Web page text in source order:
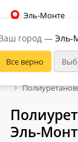
Эль-Монте
город — Эль-
Эль-